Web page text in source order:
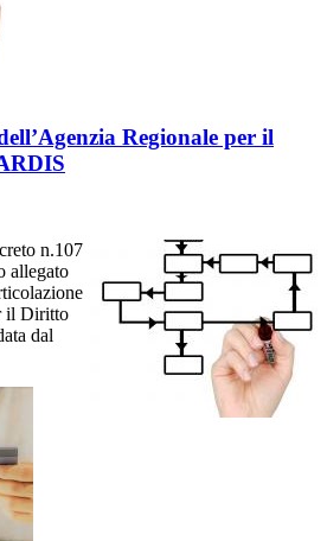
Regionale per il
n.107
allegato
il Diritto
dal